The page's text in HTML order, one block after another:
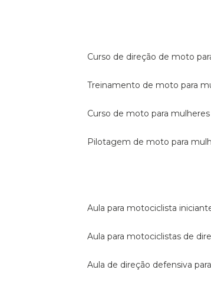
curso de direção de moto
treinamento de moto para
curso de moto para
pilotagem de moto para
aula para motociclista
aula para motociclistas de
aula de direção defensiva